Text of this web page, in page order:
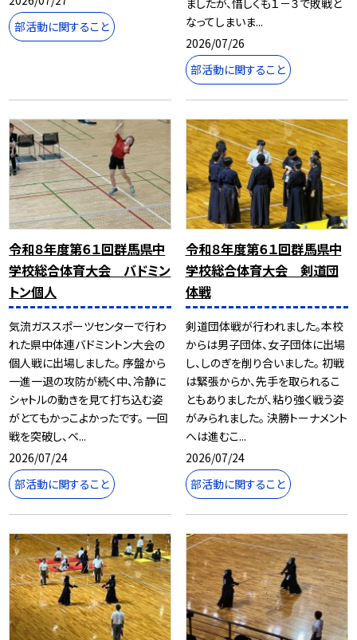
部活動に関すること
ましたが、惜しくも１－３で敗戦と
なってしまいま...
2026/07/26
部活動に関すること
令和８年度第６１回群馬県中
学校総合体育大会 バドミン
トン個人
気流ガススポーツセンターで行わ
れた県中体連バドミントン大会の
個人戦に出場しました。 序盤から
一進一退の攻防が続く中、冷静に
シャトルの動きを見て打ち込む姿
がとてもかっこよかったです。 一回
戦を突破し、ベ...
2026/07/24
部活動に関すること
令和８年度第６１回群馬県中
学校総合体育大会 剣道団
体戦
剣道団体戦が行われました。本校
からは男子団体、女子団体に出場
し、しのぎを削り合いました。 初戦
は緊張からか、先手を取られるこ
ともありましたが、粘り強く戦う姿
がみられました。 決勝トーナメント
へは進むこ...
2026/07/24
部活動に関すること